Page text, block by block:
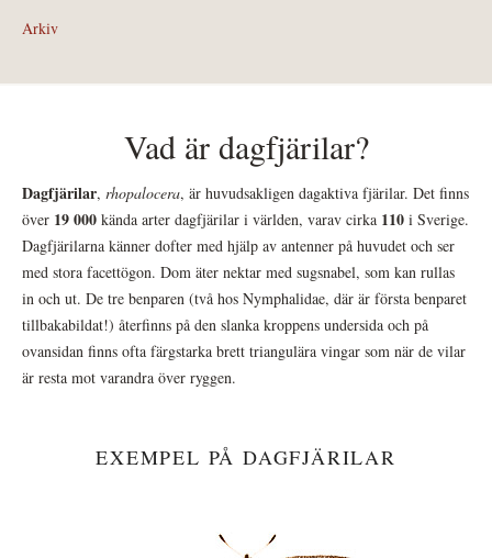
Arkiv
Vad är dagfjärilar?
Dagfjärilar, rhopalocera, är huvudsakligen dagaktiva fjärilar. Det finns
över 19 000 kända arter dagfjärilar i världen, varav cirka 110 i Sverige.
Dagfjärilarna känner dofter med hjälp av antenner på huvudet och ser
med stora facettögon. Dom äter nektar med sugsnabel, som kan rullas
in och ut. De tre benparen (två hos Nymphalidae, där är första benparet
tillbakabildat!) återfinns på den slanka kroppens undersida och på
ovansidan finns ofta färgstarka brett triangulära vingar som när de vilar
är resta mot varandra över ryggen.
EXEMPEL PÅ DAGFJÄRILAR